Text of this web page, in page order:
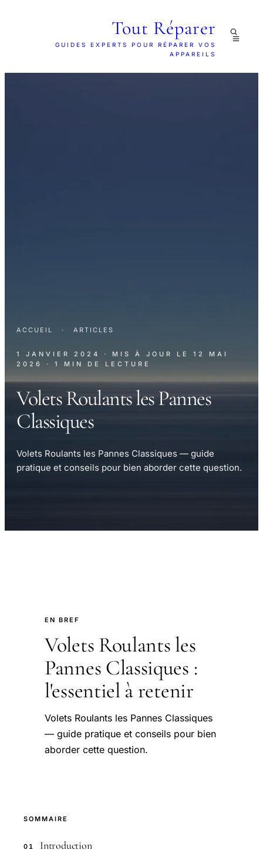
Tout Réparer
GUIDES EXPERTS POUR RÉPARER VOS
APPAREILS
ACCUEIL · ARTICLES
1 JANVIER 2024 · MIS À JOUR LE 12 MAI
2026
· 1 MIN DE LECTURE
Volets Roulants les Pannes
Classiques
Volets Roulants les Pannes Classiques — guide
pratique et conseils pour bien aborder cette question.
EN BREF
Volets Roulants les
Pannes Classiques :
l'essentiel à retenir
Volets Roulants les Pannes Classiques
— guide pratique et conseils pour bien
aborder cette question.
SOMMAIRE
01 Introduction